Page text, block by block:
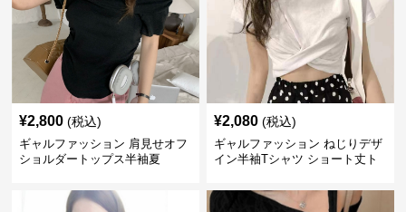
¥2,800 (税込)
ギャルファッション 肩見せオフ
ショルダートップス半袖夏
¥2,080 (税込)
ギャルファッション ねじりデザ
イン半袖Tシャツ ショート丈ト